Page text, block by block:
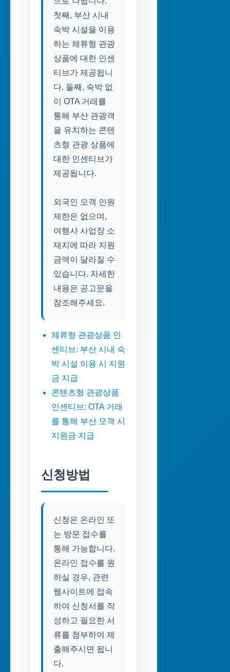
첫째, 부산 시내
숙박 시설을 이용
하는 체류형 관광
상품에 대한 인센
티브가 제공됩니
다. 둘째, 숙박 없
이 OTA 거래를
통해 부산 관광객
을 유치하는 콘텐
츠형 관광 상품에
대한 인센티브가
제공됩니다.
외국인 모객 인원
제한은 없으며,
여행사 사업장 소
재지에 따라 지원
금액이 달라질 수
있습니다. 자세한
내용은 공고문을
참조해주세요.
체류형 관광상품 인
센티브: 부산 시내 숙
박 시설 이용 시 지원
금 지급
콘텐츠형 관광상품
인센티브: OTA 거래
를 통해 부산 모객 시
지원금 지급
신청방법
신청은 온라인 또
는 방문 접수를
통해 가능합니다.
온라인 접수를 원
하실 경우, 관련
웹사이트에 접속
하여 신청서를 작
성하고 필요한 서
류를 첨부하여 제
출해주시면 됩니
다.